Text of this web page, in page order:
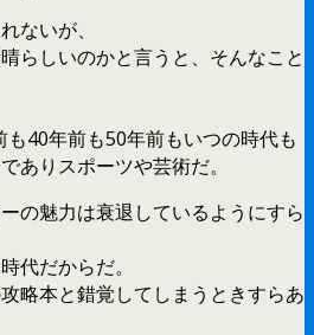
ないが、
らしいのかと言うと、そんなこと
40年前も50年前もいつの時代も
ありスポーツや芸術だ。
の魅力は衰退しているようにすら
代だからだ。
略本と錯覚してしまうときすらあ